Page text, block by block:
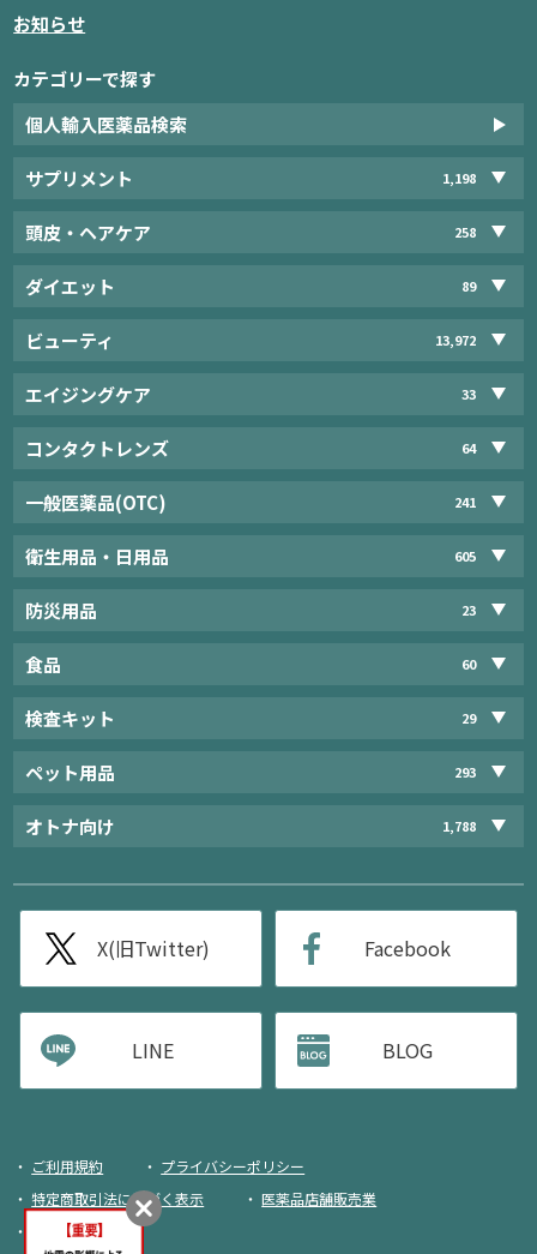
お知らせ
カテゴリーで探す
個人輸入医薬品検索
サプリメント 1,198
頭皮・ヘアケア 258
ダイエット 89
ビューティ 13,972
エイジングケア 33
コンタクトレンズ 64
一般医薬品(OTC) 241
衛生用品・日用品 605
防災用品 23
食品 60
検査キット 29
ペット用品 293
オトナ向け 1,788
X(旧Twitter) Facebook
LINE BLOG
ご利用規約
プライバシーポリシー
特定商取引法に基づく表示
医薬品店舗販売業
荷物追跡